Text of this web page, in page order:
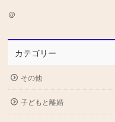
＠
カテゴリー
その他
子どもと離婚